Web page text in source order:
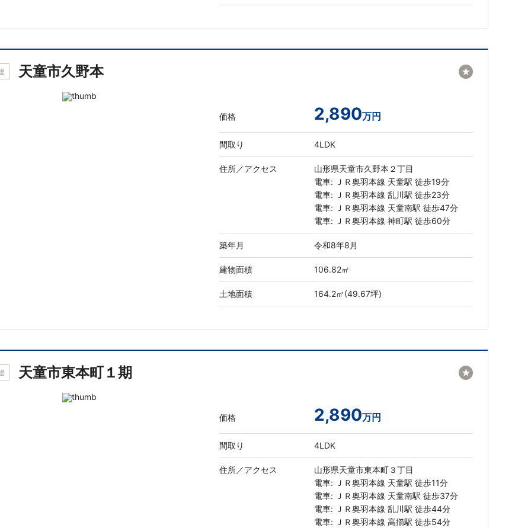
天童市久野本
価格 2,890万円
間取り 4LDK
住所／アクセス
山形県天童市久野本２丁目
電車: ＪＲ奥羽本線 天童駅 徒歩19分
電車: ＪＲ奥羽本線 乱川駅 徒歩23分
電車: ＪＲ奥羽本線 天童南駅 徒歩47分
電車: ＪＲ奥羽本線 神町駅 徒歩60分
築年月 令和8年8月
建物面積 106.82㎡
土地面積 164.2㎡(49.67坪)
★
天童市東本町１期
価格 2,890万円
間取り 4LDK
住所／アクセス
山形県天童市東本町３丁目
電車: ＪＲ奥羽本線 天童駅 徒歩11分
電車: ＪＲ奥羽本線 天童南駅 徒歩37分
電車: ＪＲ奥羽本線 乱川駅 徒歩44分
電車: ＪＲ奥羽本線 高擶駅 徒歩54分
★